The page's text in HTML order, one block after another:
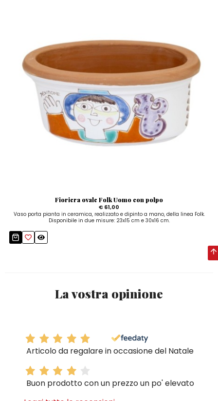
Fioriera ovale Folk Uomo con polpo
€ 61,00
Vaso porta pianta in ceramica, realizzato e dipinto a mano, della linea Folk.
Disponibile in due misure: 23x15 cm e 30x16 cm.
La vostra opinione
Articolo da regalare in occasione del Natale
Buon prodotto con un prezzo un po' elevato